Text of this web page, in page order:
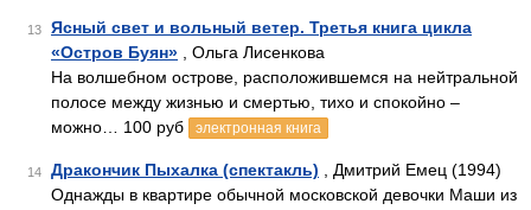
13
Ясный свет и вольный ветер. Третья книга цикла
«Остров Буян» , Ольга Лисенкова
На волшебном острове, расположившемся на нейтральной
полосе между жизнью и смертью, тихо и спокойно –
можно… 100 руб
электронная книга
14 Дракончик Пыхалка (спектакль) , Дмитрий Емец (1994)
Однажды в квартире обычной московской девочки Маши из